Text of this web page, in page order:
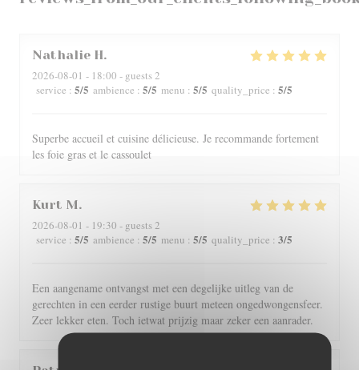
Nathalie H
2026-08-01 - 18:00 - guests 2
service : 5/5 ambience : 5/5 menu : 5/5 quality_price : 5/5
Superbe accueil et cuisine délicieuse. Je recommande fortement
les foie gras et le cassoulet
Kurt M
2026-08-01 - 19:30 - guests 2
service : 5/5 ambience : 5/5 menu : 5/5 quality_price : 3/5
Een aangename ontvangst met een degelijke uitleg van de
gerechten in een eerder rustige buurt meteen ongedwongensfeer.
Zeer lekker eten. Toch ietwat prijzig maar zeker een aanrader.